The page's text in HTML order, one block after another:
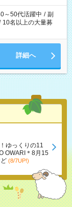
～50代活躍中 / 副
10名以上の大量募
詳細へ
ゆっくりの11
OWARI＊8月15
(8/7UP!)